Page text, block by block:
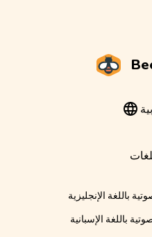
باللغة الإنجليزية
باللغة الإسبانية